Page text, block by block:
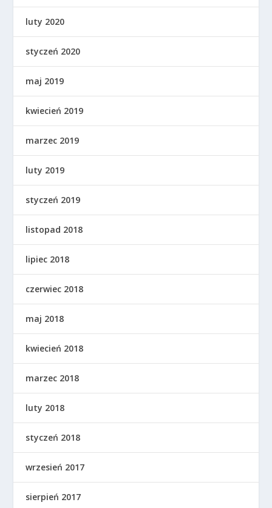
luty 2020
styczeń 2020
maj 2019
kwiecień 2019
marzec 2019
luty 2019
styczeń 2019
listopad 2018
lipiec 2018
czerwiec 2018
maj 2018
kwiecień 2018
marzec 2018
luty 2018
styczeń 2018
wrzesień 2017
sierpień 2017